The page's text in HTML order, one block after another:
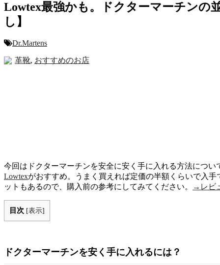
Lowtex最強かも。ドクターマーチンの
し】
Dr.Martens
革靴, おすすめのお店
今回はドクターマーチンを安全に安く手に入れる方法につ
Lowtexがおすすめ。うまく買えれば定価の半額くらいで入
ットもあるので、購入前の参考にしてみてください。
→レビ
目次 [表示]
ドクターマーチンを安く手に入れるには？